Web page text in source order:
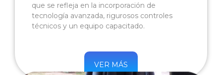
que se refleja en la incorporación de
tecnología avanzada, rigurosos controles
técnicos y un equipo capacitado.
VER MÁS